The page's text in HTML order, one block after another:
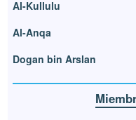
Al-Kullulu
Al-Anqa
Dogan bin Arslan